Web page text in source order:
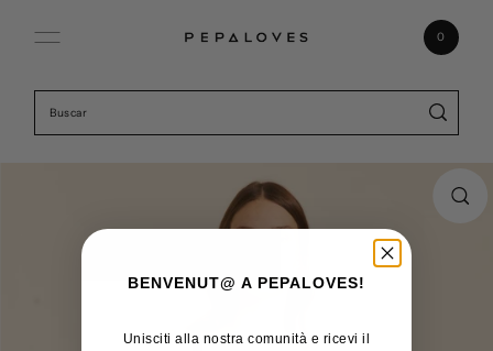
0
BENVENUT@ A PEPALOVES!
Unisciti alla nostra comunità e ricevi il